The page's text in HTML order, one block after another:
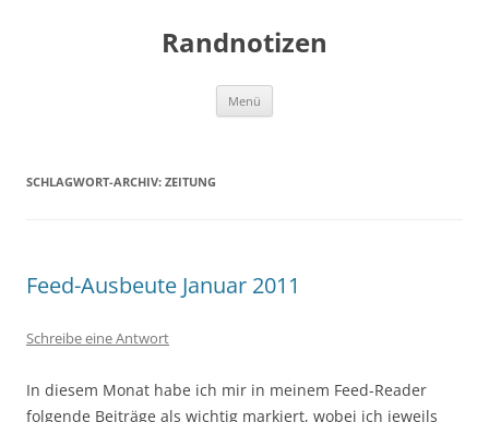
Randnotizen
Menü
SCHLAGWORT-ARCHIV: ZEITUNG
Feed-Ausbeute Januar 2011
Schreibe eine Antwort
In diesem Monat habe ich mir in meinem Feed-Reader
folgende Beiträge als wichtig markiert, wobei ich jeweils